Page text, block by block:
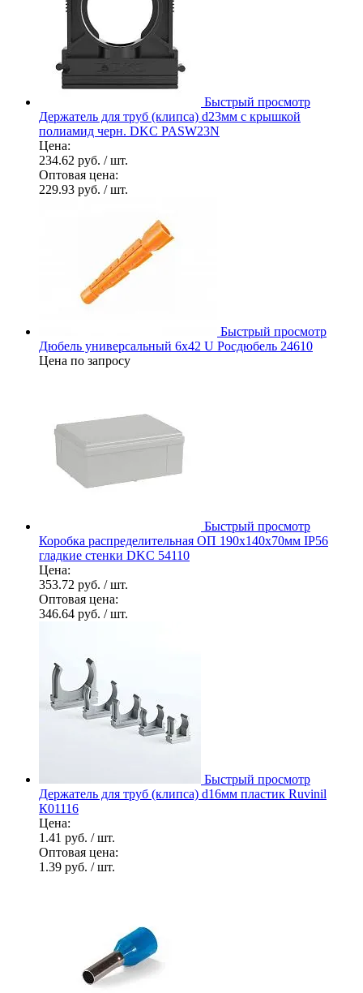
Быстрый просмотр
Держатель для труб (клипса) d23мм с крышкой
полиамид черн. DKC PASW23N
Цена:
234.62 руб. / шт.
Оптовая цена:
229.93 руб. / шт.
Быстрый просмотр
Дюбель универсальный 6х42 U Росдюбель 24610
Цена по запросу
Быстрый просмотр
Коробка распределительная ОП 190х140х70мм IP56
гладкие стенки DKC 54110
Цена:
353.72 руб. / шт.
Оптовая цена:
346.64 руб. / шт.
Быстрый просмотр
Держатель для труб (клипса) d16мм пластик Ruvinil
К01116
Цена:
1.41 руб. / шт.
Оптовая цена:
1.39 руб. / шт.